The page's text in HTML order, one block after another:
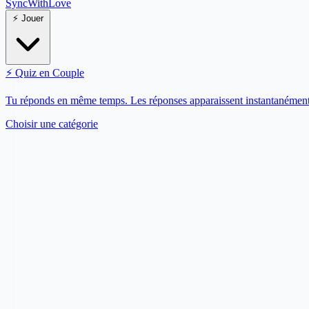
SyncWith Love
⚡ Jouer
⚡ Quiz en Couple
Tu réponds en même temps. Les réponses apparaissent
Choisir une catégorie